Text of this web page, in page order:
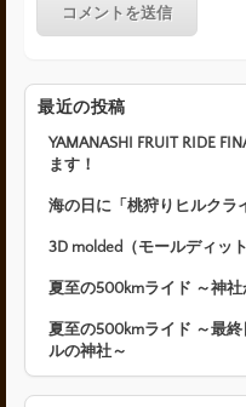
最近の投稿
YAMANASHI FRUIT RIDE
ます！
海の日に「桃狩りヒルクラ
3D molded（モールディッ
夏至の500kmライド ～神
夏至の500kmライド ～最
ルの神社～